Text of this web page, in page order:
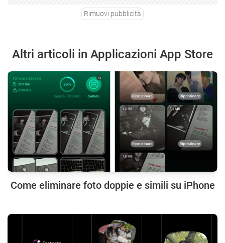
Rimuovi pubblicità
Altri articoli in Applicazioni App Store
Come eliminare foto doppie e simili su iPhone